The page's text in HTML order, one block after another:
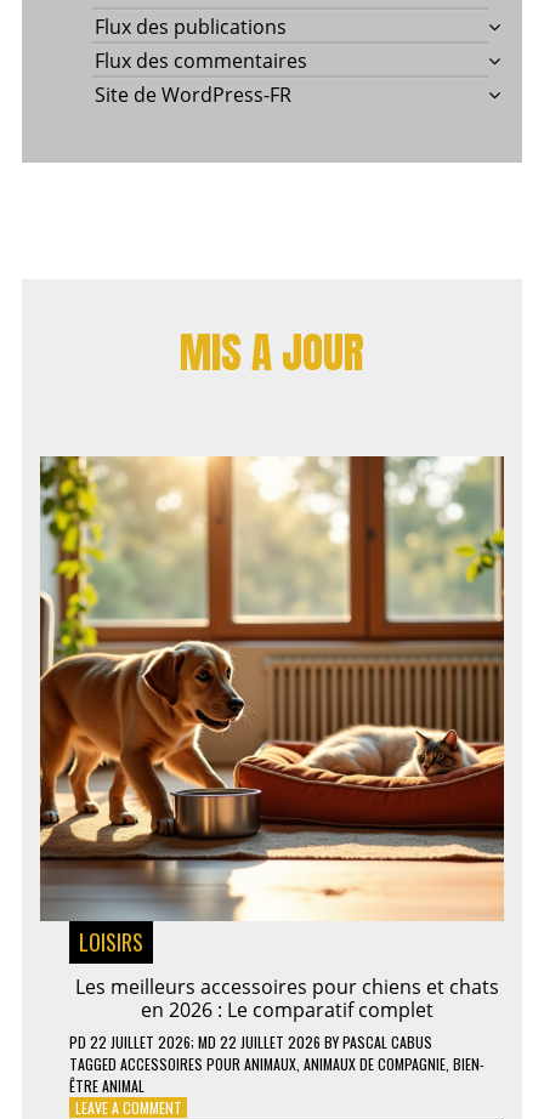
Flux des publications
Flux des commentaires
Site de WordPress-FR
MIS A JOUR
LOISIRS
Les meilleurs accessoires pour chiens et chats
en 2026 : Le comparatif complet
PD 22 JUILLET 2026; MD 22 JUILLET 2026 BYPASCAL CABUS
TAGGED ACCESSOIRES POUR ANIMAUX, ANIMAUX DE COMPAGNIE, BIEN-
ÊTRE ANIMAL
LEAVE A COMMENTON